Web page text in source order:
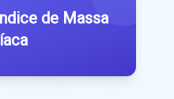
de Massa